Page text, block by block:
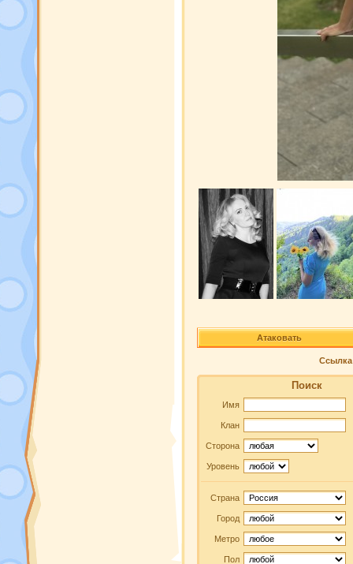
Атаковать
Ссылка
Поиск
Имя
Клан
Сторона
Уровень
Страна
Город
Метро
Пол